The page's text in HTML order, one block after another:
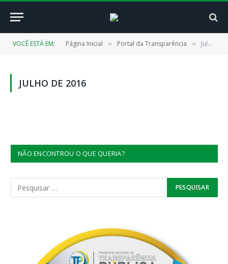
VOCÊ ESTÁ EM: Página Inicial » Portal da Transparência » Julho de 2016
JULHO DE 2016
NÃO ENCONTROU O QUE QUERIA?